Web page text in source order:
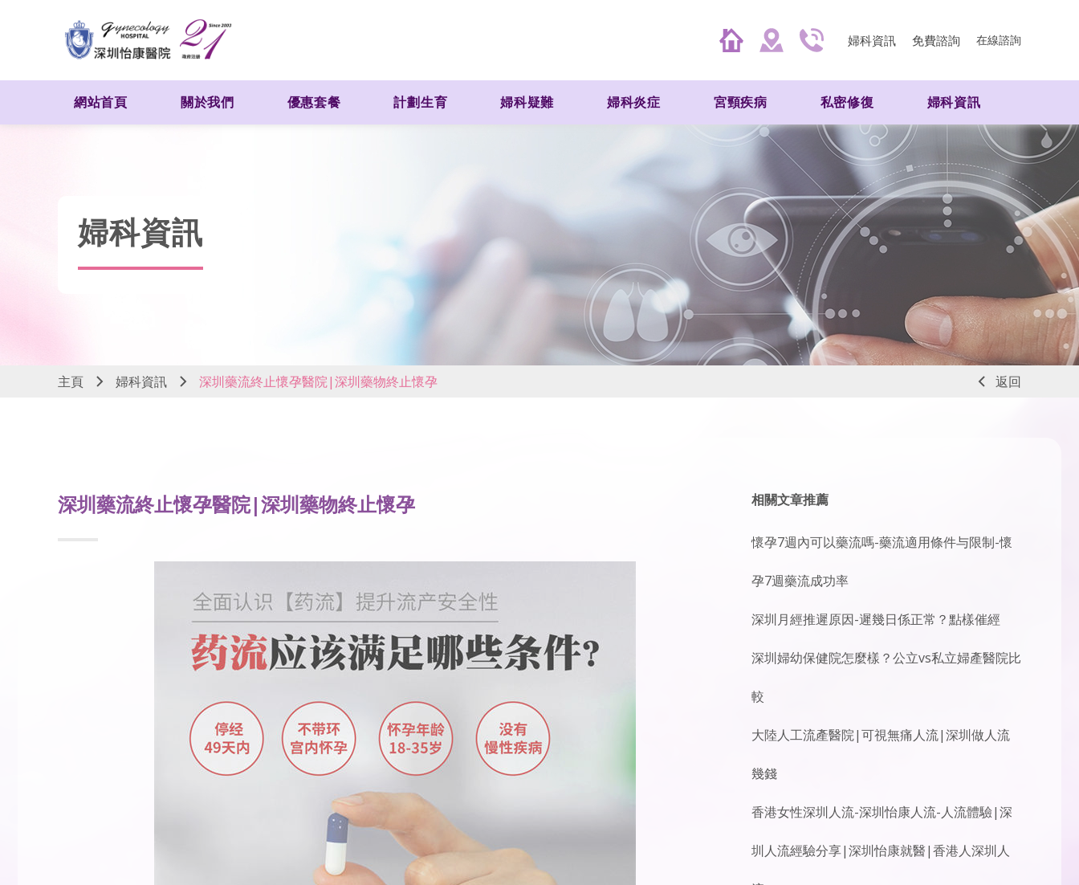
婦科資訊 免費諮詢 在線諮詢
網站首頁 關於我們 優惠套餐 計劃生育 婦科疑難 婦科炎症 宮頸疾病 私密修復 婦科資訊
婦科資訊
返回
主頁 婦科資訊 深圳藥流終止懷孕醫院|深圳藥物終止懷孕
深圳藥流終止懷孕醫院|深圳藥物終止懷孕 相關文章推薦
懷孕7週內可以藥流嗎-藥流適用條件与限制-懷
孕7週藥流成功率
深圳月經推遲原因-遲幾日係正常？點樣催經
深圳婦幼保健院怎麼樣？公立vs私立婦產醫院比
較
大陸人工流產醫院|可視無痛人流|深圳做人流
幾錢
香港女性深圳人流-深圳怡康人流-人流體驗|深
圳人流經驗分享|深圳怡康就醫|香港人深圳人